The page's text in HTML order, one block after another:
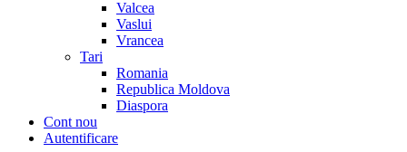
Valcea
Vaslui
Vrancea
Tari
Romania
Republica Moldova
Diaspora
Cont nou
Autentificare